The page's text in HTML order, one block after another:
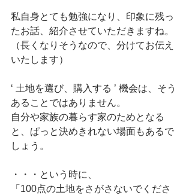
私自身とても勉強になり、印象に残っ
たお話、紹介させていただきますね。
（長くなりそうなので、分けてお伝え
いたします）
‘ 土地を選び、購入する ’ 機会は、そう
あることではありません。
自分や家族の暮らす家のためとなる
と、ぱっと決めきれない場面もあるで
しょう。
・・・という時に、
「100点の土地をさがさないでくださ